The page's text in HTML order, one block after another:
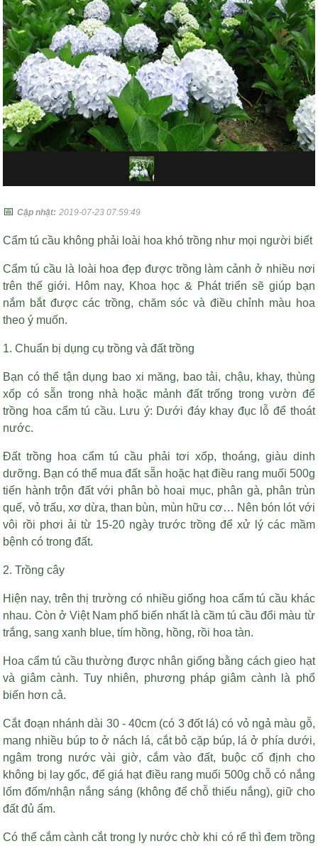
📅Cập nhật: 2019-07-23 07:59:49
Cẩm tú cầu không phải loài hoa khó trồng như mọi người biết
Cẩm tú cầu là loài hoa đẹp được trồng làm cảnh ở nhiều nơi
trên thế giới. Hôm nay, Khoa học & Phát triển sẽ giúp bạn
nắm bắt được các trồng, chăm sóc và điều chỉnh màu hoa
theo ý muốn.
1. Chuẩn bị dụng cụ trồng và đất trồng
Bạn có thể tận dụng bao xi măng, bao tải, chậu, khay, thùng
xốp có sẵn trong nhà hoặc mảnh đất trống trong vườn để
trồng hoa cẩm tú cầu. Lưu ý: Dưới đáy khay đục lỗ để thoát
nước.
Đất trồng hoa cẩm tú cầu phải tơi xốp, thoáng, giàu dinh
dưỡng. Bạn có thể mua đất sẵn hoặc hạt điều rang muối 500g
tiến hành trộn đất với phân bò hoai mục, phân gà, phân trùn
quế, vỏ trấu, xơ dừa, than bùn, mùn hữu cơ… Nên bón lót với
vôi rồi phơi ải từ 15-20 ngày trước trồng để xử lý các mầm
bệnh có trong đất.
2. Trồng cây
Hiện nay, trên thị trường có nhiều giống hoa cẩm tú cầu khác
nhau. Còn ở Việt Nam phổ biến nhất là cầm tú cầu đổi màu từ
trắng, sang xanh blue, tím hồng, hồng, rồi hoa tàn.
Hoa cẩm tú cầu thường được nhân giống bằng cách gieo hạt
và giâm cành. Tuy nhiên, phương pháp giâm cành là phổ
biến hơn cả.
Cắt đoạn nhánh dài 30 - 40cm (có 3 đốt lá) có vỏ ngả màu gỗ,
mang nhiều búp to ở nách lá, cắt bỏ cặp búp, lá ở phía dưới,
ngâm trong nước vài giờ, cắm vào đất, buộc cố định cho
không bị lay gốc, đểgiá hạt điều rang muối 500g chỗ có nắng
lốm đốm/nhận nắng sáng (không để chỗ thiếu nắng), giữ cho
đất đủ ẩm.
Có thể cắm cành cắt trong ly nước chờ khi có rể thì đem trồng